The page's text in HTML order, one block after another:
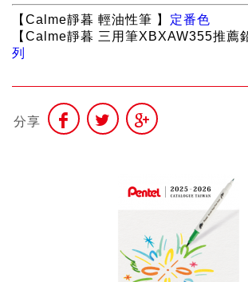
【Calme靜暮 輕油性筆 】 定番色
【Calme靜暮 三用筆XBXAW355推薦
列
分享